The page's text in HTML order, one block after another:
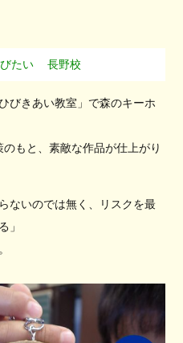
たい 長野校
びきあい教室」で森のキーホ
もと、素敵な作品が仕上がり
ないのでは無く、リスクを最
」